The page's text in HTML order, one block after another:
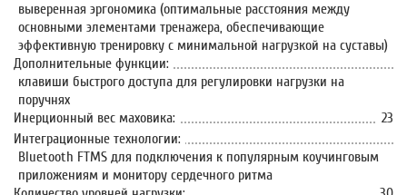
выверенная эргономика (оптимальные расстояния между
основными элементами тренажера, обеспечивающие
эффективную тренировку с минимальной нагрузкой на суставы)
Дополнительные функции:
клавиши быстрого доступа для регулировки нагрузки на
поручнях
Инерционный вес маховика:
23
Интеграционные технологии:
Bluetooth FTMS для подключения к популярным коучинговым
приложениям и монитору сердечного ритма